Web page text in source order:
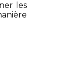
les